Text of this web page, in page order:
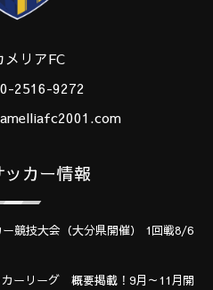
メリアFC
2516-9272
カー情報
競技大会（大分県開催） 1回戦8/6
ーリーグ 概要掲載！9月～11月開